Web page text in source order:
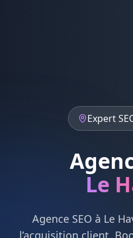
Expert
Le
Agence SEO à Le
l’acquisition client.